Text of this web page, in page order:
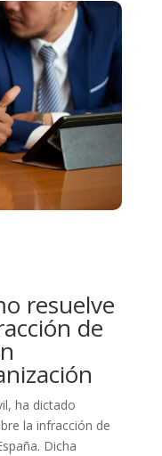
resuelve
de
ha dictado
la infracción de
Dicha